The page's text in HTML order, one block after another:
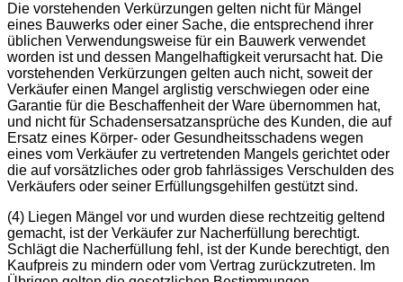
Die vorstehenden Verkürzungen gelten nicht für Mängel
eines Bauwerks oder einer Sache, die entsprechend ihrer
üblichen Verwendungsweise für ein Bauwerk verwendet
worden ist und dessen Mangelhaftigkeit verursacht hat. Die
vorstehenden Verkürzungen gelten auch nicht, soweit der
Verkäufer einen Mangel arglistig verschwiegen oder eine
Garantie für die Beschaffenheit der Ware übernommen hat,
und nicht für Schadensersatzansprüche des Kunden, die auf
Ersatz eines Körper- oder Gesundheitsschadens wegen
eines vom Verkäufer zu vertretenden Mangels gerichtet oder
die auf vorsätzliches oder grob fahrlässiges Verschulden des
Verkäufers oder seiner Erfüllungsgehilfen gestützt sind.
(4) Liegen Mängel vor und wurden diese rechtzeitig geltend
gemacht, ist der Verkäufer zur Nacherfüllung berechtigt.
Schlägt die Nacherfüllung fehl, ist der Kunde berechtigt, den
Kaufpreis zu mindern oder vom Vertrag zurückzutreten. Im